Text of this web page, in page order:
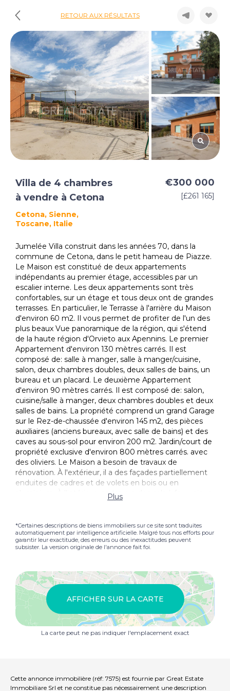
RETOUR AUX RÉSULTATS
Villa de 4 chambres
à vendre à Cetona
Cetona, Sienne,
Toscane, Italie
€300 000
[£261 165]
Jumelée Villa construit dans les années 70, dans la
commune de Cetona, dans le petit hameau de Piazze.
Le Maison est constitué de deux appartements
indépendants au premier étage, accessibles par un
escalier interne. Les deux appartements sont très
confortables, sur un étage et tous deux ont de grandes
terrasses. En particulier, le Terrasse à l'arrière du Maison
d'environ 60 m2. Il vous permet de profiter de l'un des
plus beaux Vue panoramique de la région, qui s'étend
de la haute région d'Orvieto aux Apennins. Le premier
Appartement d'environ 130 mètres carrés. Il est
composé de: salle à manger, salle à manger/cuisine,
salon, deux chambres doubles, deux salles de bains, un
bureau et un placard. Le deuxième Appartement
d'environ 90 mètres carrés. Il est composé de: salon,
cuisine/salle à manger, deux chambres doubles et deux
salles de bains. La propriété comprend un grand Garage
sur le Rez-de-chaussée d'environ 145 m2, des pièces
auxiliaires (anciens bureaux, avec salle de bains) et des
caves au sous-sol pour environ 200 m2. Jardin/court de
propriété exclusive d'environ 800 mètres carrés. avec
des oliviers. Le Maison a besoin de travaux de
rénovation. À l'extérieur, il a des façades partiellement
enduites de cadres et de volets en bois ou en
aluminium. À l'intérieur, on trouve des sols à feu unique,
en céramique et en marbre. Ceintures en béton plâtré.
UTILITÉS
À l'intérieur du bien, il y a tous les services publics (eau,
électricité, chauffage), mais les systèmes ont besoin
Utilisez ET Utilisations potentielles
Une maison très intéressante à la fois comme
première et deuxième maison, en raison de la
commodité des espaces et de la position
extrêmement ensoleillée, panoramique, et à proximité
de tous les besoins de base présents dans la ville de
Piazze est un village calme qui se trouve à mi-chemin
entre Cetona, le centre historique médiéval, favorisé
Plus
*Certaines descriptions de biens immobiliers sur ce site sont traduites
automatiquement par intelligence artificielle. Malgré tous nos efforts pour
garantir leur exactitude, des erreurs ou des inexactitudes peuvent
subsister. La version originale de l'annonce fait foi.
AFFICHER SUR LA CARTE
La carte peut ne pas indiquer l'emplacement exact
Cette annonce immobilière (réf: 7575) est fournie par Great Estate
Immobiliare Srl et ne constitue pas nécessairement une description